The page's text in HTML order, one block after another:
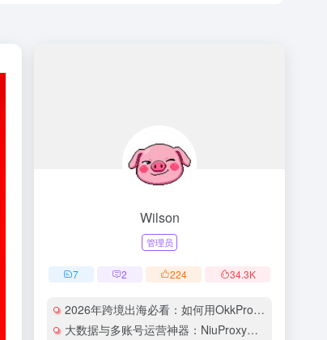
Wilson
管理员
7 2 224 34.3K
2026年跨境出海必看：如何用OkkProxy彻底解决网络延迟与IP被封难题？
大数据与多账号运营神器：NiuProxy助力跨境工作室业务高效爆单！